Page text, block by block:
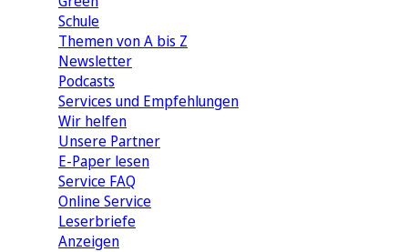
Schule
Themen von A bis Z
Newsletter
Podcasts
Services und Empfehlungen
Wir helfen
Unsere Partner
E-Paper lesen
Service FAQ
Online Service
Leserbriefe
Anzeigen